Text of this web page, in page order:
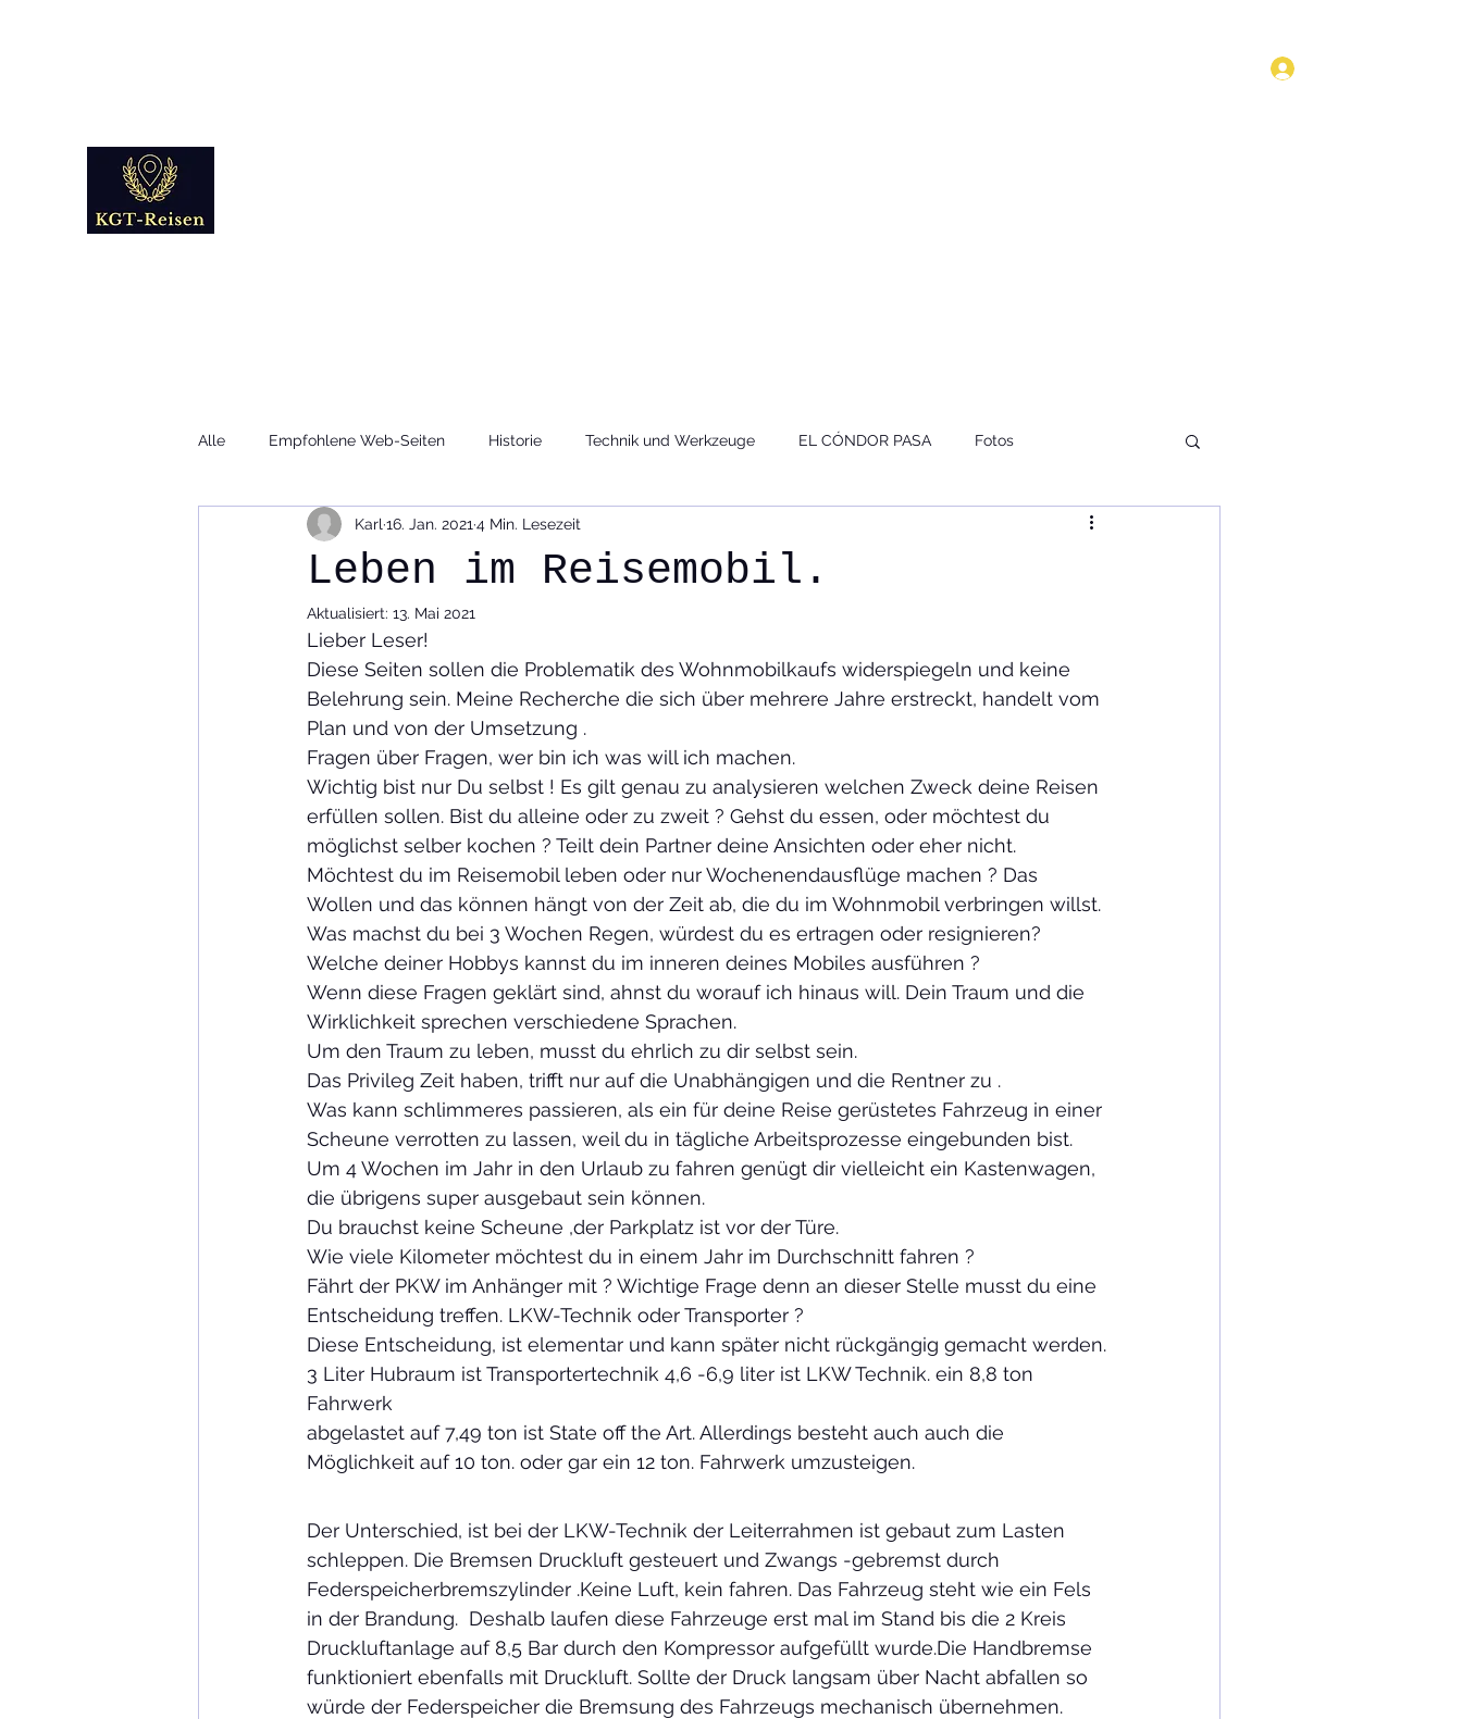
Alle Empfohlene Web-Seiten Historie Technik und Werkzeuge EL CÓNDOR PASA Fotos
Videos Reportagen Codex Presse Kultur im Wandel
Reisemobiltechnik Reisen und Tourenplanung,
Leben im Reisemobil.
Karl 16. Jan. 2021 4 Min. Lesezeit
Aktualisiert: 13. Mai 2021
Lieber Leser!
Diese Seiten sollen die Problematik des Wohnmobilkaufs widerspiegeln und keine
Belehrung sein. Meine Recherche die sich über mehrere Jahre erstreckt, handelt vom
Plan und von der Umsetzung .
Fragen über Fragen, wer bin ich was will ich machen.
Wichtig bist nur Du selbst ! Es gilt genau zu analysieren welchen Zweck deine Reisen
erfüllen sollen. Bist du alleine oder zu zweit ? Gehst du essen, oder möchtest du
möglichst selber kochen ? Teilt dein Partner deine Ansichten oder eher nicht.
Möchtest du im Reisemobil leben oder nur Wochenendausflüge machen ? Das
Wollen und das können hängt von der Zeit ab, die du im Wohnmobil verbringen willst.
Was machst du bei 3 Wochen Regen, würdest du es ertragen oder resignieren?
Welche deiner Hobbys kannst du im inneren deines Mobiles ausführen ?
Wenn diese Fragen geklärt sind, ahnst du worauf ich hinaus will. Dein Traum und die
Wirklichkeit sprechen verschiedene Sprachen.
Um den Traum zu leben, musst du ehrlich zu dir selbst sein.
Das Privileg Zeit haben, trifft nur auf die Unabhängigen und die Rentner zu .
Was kann schlimmeres passieren, als ein für deine Reise gerüstetes Fahrzeug in einer
Scheune verrotten zu lassen, weil du in tägliche Arbeitsprozesse eingebunden bist.
Um 4 Wochen im Jahr in den Urlaub zu fahren genügt dir vielleicht ein Kastenwagen,
die übrigens super ausgebaut sein können.
Du brauchst keine Scheune ,der Parkplatz ist vor der Türe.
Wie viele Kilometer möchtest du in einem Jahr im Durchschnitt fahren ?
Fährt der PKW im Anhänger mit ? Wichtige Frage denn an dieser Stelle musst du eine
Entscheidung treffen. LKW-Technik oder Transporter ?
Diese Entscheidung, ist elementar und kann später nicht rückgängig gemacht werden.
3 Liter Hubraum ist Transportertechnik 4,6 -6,9 liter ist LKW Technik. ein 8,8 ton
Fahrwerk
abgelastet auf 7,49 ton ist State off the Art. Allerdings besteht auch auch die
Möglichkeit auf 10 ton. oder gar ein 12 ton. Fahrwerk umzusteigen.
Der Unterschied, ist bei der LKW-Technik der Leiterrahmen ist gebaut zum Lasten
schleppen. Die Bremsen Druckluft gesteuert und Zwangs -gebremst durch
Federspeicherbremszylinder .Keine Luft, kein fahren. Das Fahrzeug steht wie ein Fels
in der Brandung.  Deshalb laufen diese Fahrzeuge erst mal im Stand bis die 2 Kreis
Druckluftanlage auf 8,5 Bar durch den Kompressor aufgefüllt wurde.Die Handbremse
funktioniert ebenfalls mit Druckluft. Sollte der Druck langsam über Nacht abfallen so
würde der Federspeicher die Bremsung des Fahrzeugs mechanisch übernehmen.